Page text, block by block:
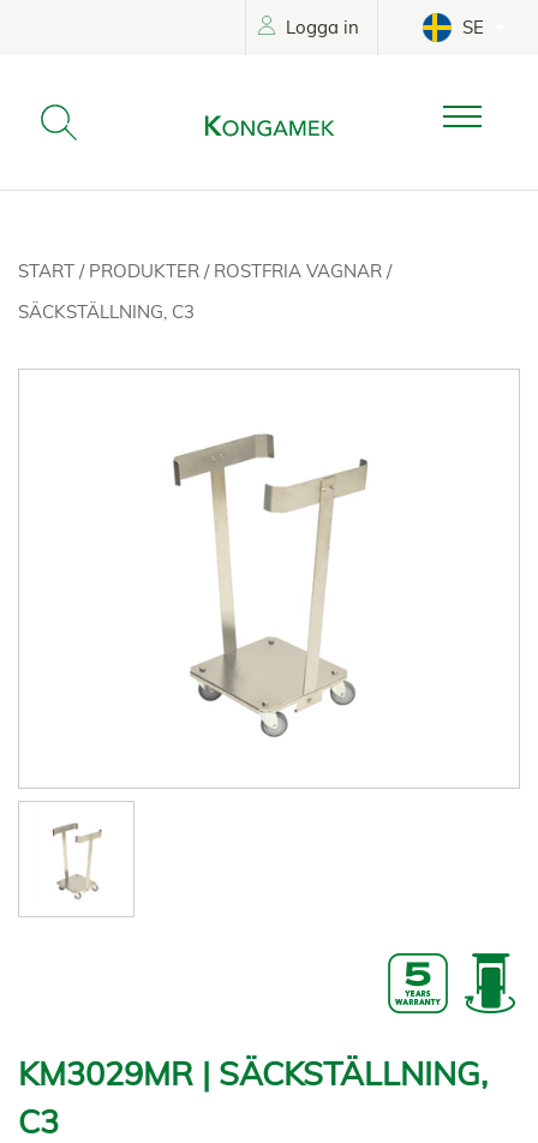
Logga in SE
START / PRODUKTER / ROSTFRIA VAGNAR /
SÄCKSTÄLLNING, C3
KM3029MR | SÄCKSTÄLLNING,
C3